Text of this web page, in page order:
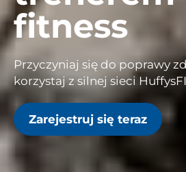
fitness
Przyczyniaj się do poprawy
korzystaj z silnej sieci
Zarejestruj się teraz